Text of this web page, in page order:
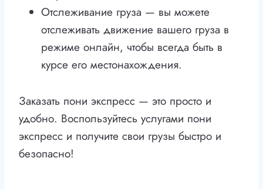
Отслеживание груза — вы можете
отслеживать движение вашего груза в
режиме онлайн, чтобы всегда быть в
курсе его местонахождения.
Заказать пони экспресс — это просто и
удобно. Воспользуйтесь услугами пони
экспресс и получите свои грузы быстро и
безопасно!